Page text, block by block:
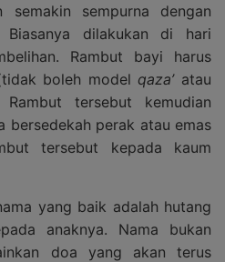
semakin sempurna dengan
dilakukan di hari
Rambut bayi harus
boleh model qaza’atau
Rambut tersebut kemudian
bersedekah perak atau emas
tersebut kepada kaum
yang baik adalah hutang
anaknya. Nama bukan
doa yang akan terus